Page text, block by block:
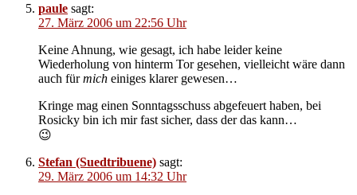
paule sagt:
27. März 2006 um 22:56 Uhr
Keine Ahnung, wie gesagt, ich habe leider keine
Wiederholung von hinterm Tor gesehen, vielleicht wäre dann
auch fürmich einiges klarer gewesen…
Kringe mag einen Sonntagsschuss abgefeuert haben, bei
Rosicky bin ich mir fast sicher, dass der das kann…
😉
Stefan (Suedtribuene) sagt:
29. März 2006 um 14:32 Uhr